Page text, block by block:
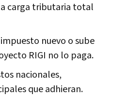
carga tributaria total
nuevo o sube
RIGI no lo paga.
nacionales,
que adhieran.